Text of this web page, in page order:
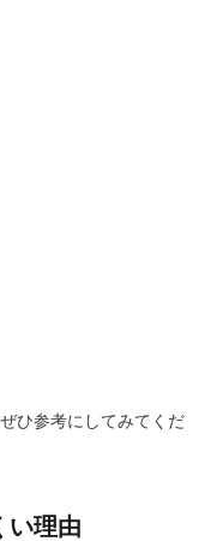
ひ参考にしてみてくだ
い理由